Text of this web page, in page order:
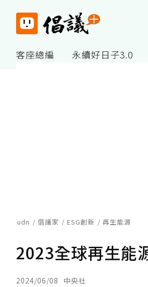
客座總編 永續好日子3.0
udn 倡議家 ESG創新 再生能源
2023全球再生能
2024/06/08 中央社